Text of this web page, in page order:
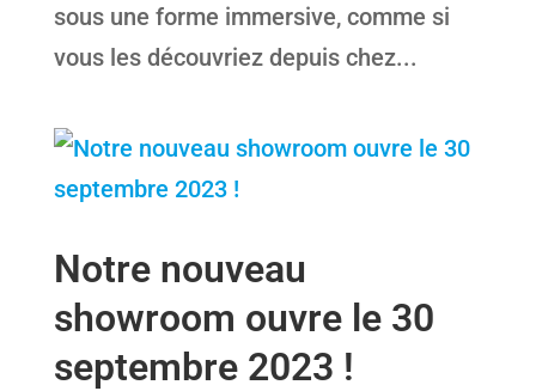
sous une forme immersive, comme si
vous les découvriez depuis chez...
Notre nouveau
showroom ouvre le 30
septembre 2023 !